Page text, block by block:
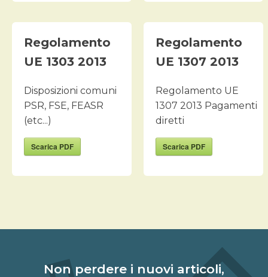
Regolamento
UE 1303 2013
Disposizioni comuni
PSR, FSE, FEASR
(etc...)
Scarica PDF
Regolamento
UE 1307 2013
Regolamento UE
1307 2013 Pagamenti
diretti
Scarica PDF
Non perdere i nuovi articoli,